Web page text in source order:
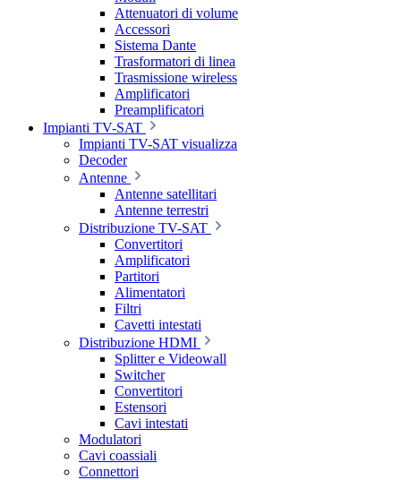
Attenuatori di volume
Accessori
Sistema Dante
Trasformatori di linea
Trasmissione wireless
Amplificatori
Preamplificatori
Impianti TV-SAT
Impianti TV-SAT visualizza
Decoder
Antenne
Antenne satellitari
Antenne terrestri
Distribuzione TV-SAT
Convertitori
Amplificatori
Partitori
Alimentatori
Filtri
Cavetti intestati
Distribuzione HDMI
Splitter e Videowall
Switcher
Convertitori
Estensori
Cavi intestati
Modulatori
Cavi coassiali
Connettori